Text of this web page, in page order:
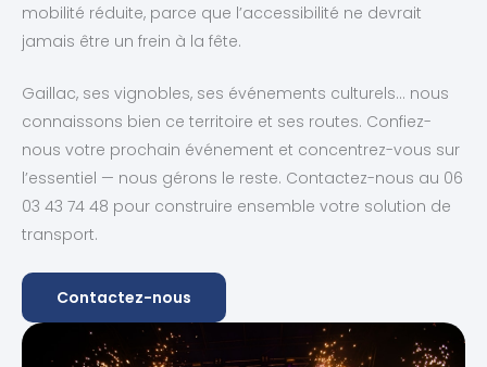
mobilité réduite, parce que l’accessibilité ne devrait
jamais être un frein à la fête.
Gaillac, ses vignobles, ses événements culturels… nous
connaissons bien ce territoire et ses routes. Confiez-
nous votre prochain événement et concentrez-vous sur
l’essentiel — nous gérons le reste. Contactez-nous au 06
03 43 74 48 pour construire ensemble votre solution de
transport.
Contactez-nous